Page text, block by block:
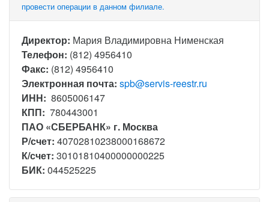
провести операции в данном филиале.
Директор: Мария Владимировна Нименская
Телефон: (812) 4956410
Факс: (812) 4956410
Электронная почта: spb@servis-reestr.ru
ИНН: 8605006147
КПП: 780443001
ПАО «СБЕРБАНК» г. Москва
Р/счет: 40702810238000168672
К/счет: 30101810400000000225
БИК: 044525225